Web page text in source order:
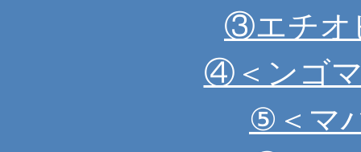
③エチオ
④＜ンゴ
⑤＜マ